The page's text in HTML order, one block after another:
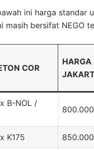
ini harga standar
masih bersifat NEGO
COR
HARGA
B-NOL /
800.000
K175 850.000